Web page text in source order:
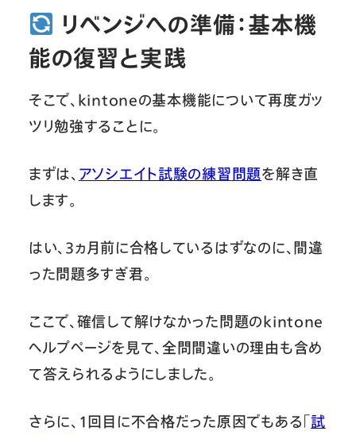
リベンジへの準備：基本機
能の復習と実践
そこで、kintoneの基本機能について再度ガッ
ツリ勉強することに。
まずは、 アソシエイト試験の練習問題を解き直
します。
はい、3ヵ月前に合格しているはずなのに、間違
った問題多すぎ君。
ここで、確信して解けなかった問題のkintone
ヘルプページを見て、全問間違いの理由も含め
て答えられるようにしました。
さらに、1回目に不合格だった原因でもある「試